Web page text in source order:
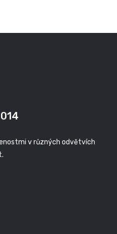
v různých odvětvích